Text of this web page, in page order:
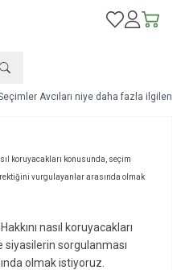
Favorilerim
Hesabım
Sepetim
Avcıları niye daha fazla
koruyacakları konusunda, seçim
vurgulayanlar arasında olmak
nasıl koruyacakları
sorgulanması
olmak istiyoruz.